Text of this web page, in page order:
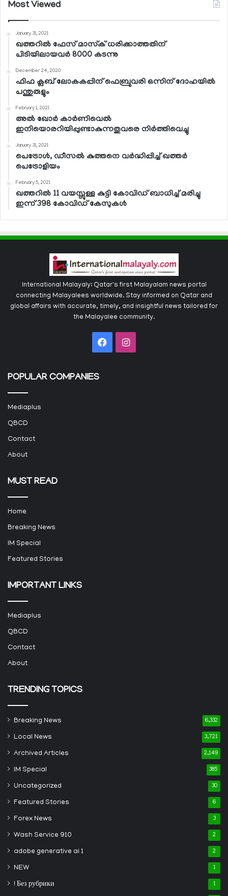
Most Viewed
January 31, 2021
ഖത്തറില്‍ ഫേസ് മാസ്‌ക് ധരിക്കാത്തതിന്
പിടിയിലായവര്‍ 8000 കടന്നു
December 24, 2020
ഫിഫ ക്ലബ് ലോകകപ്പിന് ഫെബ്രുവരി ഒന്നിന് ദോഹയില്‍
പന്തുരുളും
February 1, 2021
അല്‍ ഖോര്‍ കാര്‍ണിവെല്‍
ഇനിയൊരറിയിപ്പുണ്ടാകുന്നതുവരെ നിര്‍ത്തിവെച്ചു
January 31, 2021
പെട്രോള്‍, ഡീസല്‍ കുത്തനെ വര്‍ദ്ധിപ്പിച്ച് ഖത്തര്‍
പെട്രോളിയം
February 5, 2021
ഖത്തറില്‍ 11 വയസ്സുള്ള കുട്ടി കോവിഡ് ബാധിച്ച് മരിച്ചു
ഇന്ന് 398 കോവിഡ് കേസുകള്‍
International Malayaly: Qatar's first Malayalam news portal
connecting Malayalees worldwide. Stay informed on Qatar and
global affairs with accurate, timely, and insightful news tailored for
the Malayalee community.
FacebookInstagram
POPULAR COMPANIES
Mediaplus
QBCD
Contact
About
MUST READ
Home
Breaking News
IM Special
Featured Stories
IMPORTANT LINKS
Mediaplus
QBCD
Contact
About
TRENDING TOPICS
Breaking News 6,332
Local News 3,721
Archived Articles 2,149
IM Special 385
Uncategorized 30
Featured Stories 6
Forex News 3
Wash Service 910 2
adobe generative ai 1 2
NEW 1
! Без рубрики 1